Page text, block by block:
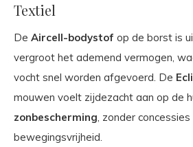
Textiel
De Aircell-bodystof op de borst is
vergroot het ademend vermogen,
vocht snel worden afgevoerd. De
mouwen voelt zijdezacht aan op de
zonbescherming, zonder
bewegingsvrijheid.